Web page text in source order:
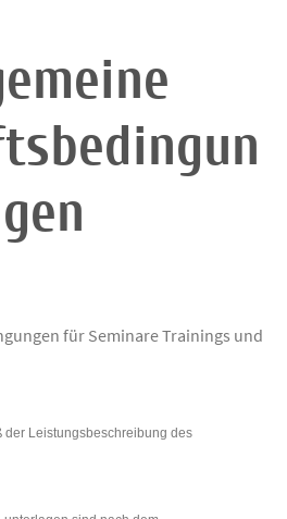
gen
für Seminare Trainings und
Leistungsbeschreibung des